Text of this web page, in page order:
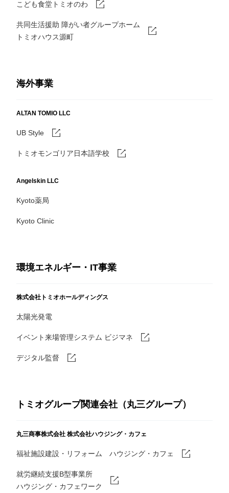
こども食堂トミオのわ
共同生活援助 障がい者グループホーム
トミオハウス源町
海外事業
ALTAN TOMIO LLC
UB Style
トミオモンゴリア日本語学校
Angelskin LLC
Kyoto薬局
Kyoto Clinic
環境エネルギー・IT事業
株式会社トミオホールディングス
太陽光発電
イベント来場管理システム ビジマネ
デジタル監督
トミオグループ関連会社（丸三グループ）
丸三商事株式会社 株式会社ハウジング・カフェ
福祉施設建設・リフォーム ハウジング・カフェ
就労継続支援B型事業所
ハウジング・カフェワーク